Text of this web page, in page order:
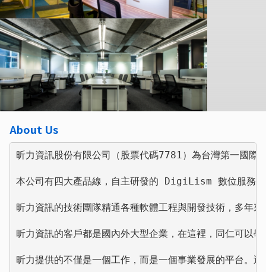
About Us
昕力資訊股份有限公司（股票代碼7781）為台灣第一國
本公司有四大產品線，自主研發的 DigiLism 數位服務中
昕力資訊的技術團隊精通各種軟體工程與開發技術，多年
昕力資訊的客戶都是國內外大型企業，在這裡，同仁可以
昕力提供的不僅是一個工作，而是一個事業發展的平台。